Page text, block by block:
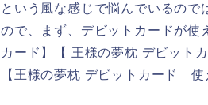
という風な感じで悩んでいるので
ので、まず、デビットカードが使
カード】【 王様の夢枕 デビット
【王様の夢枕 デビットカード 使